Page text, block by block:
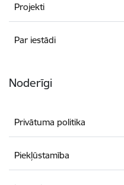
Projekti
Par iestādi
Noderīgi
Privātuma politika
Piekļūstamība